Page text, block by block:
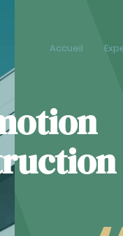
Accueil